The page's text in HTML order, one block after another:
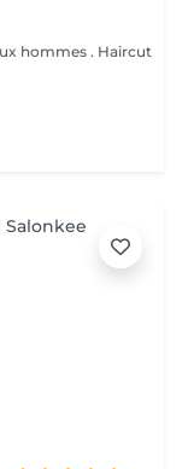
hommes . Haircut